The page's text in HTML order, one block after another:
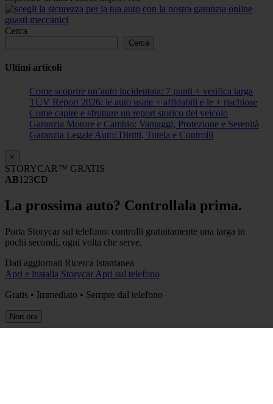
Cerca
Cerca
Ultimi articoli
Come scoprire un’auto incidentata: 7 punti + verifica targa
TÜV Report 2026: le auto usate + affidabili e le + rischiose
Come capire e sfruttare un report storico del veicolo
Garanzia Motore e Cambio: Vantaggi, Protezione e Serenità
Garanzia Legale Auto: Diritti, Tutela e Controlli
×
STORYCAR™ GRATIS
AB123CD
La prossima auto? Controllala prima.
Porta Storycar sul telefono: controlli gratuitamente una targa in
pochi secondi, ogni volta che serve.
Dati aggiornati Ricerca istantanea
Apri e installa Storycar Apri sul telefono
Gratis • Immediato • Sempre dal telefono
Non ora